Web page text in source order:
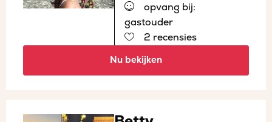
opvang bij:
gastouder
2 recensies
Nu bekijken